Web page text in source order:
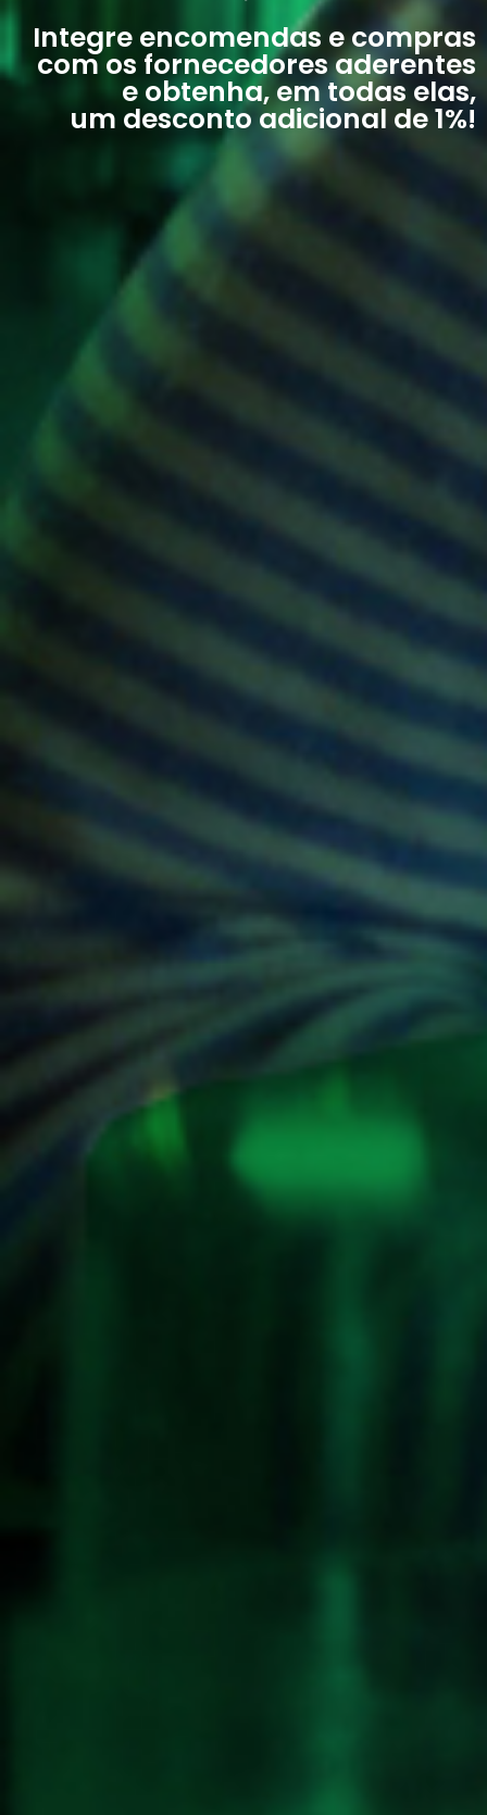
Integre encomendas e compras
com os fornecedores aderentes
e obtenha, em todas elas,
um desconto adicional de 1%!